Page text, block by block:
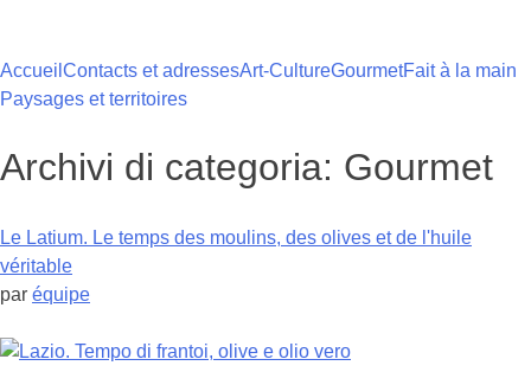
content
Accueil Contacts et adressesArt-CultureGourmetFait à la main
Paysages et territoires
Archivi di categoria: Gourmet
Le Latium. Le temps des moulins, des olives et de l'huile
véritable
par équipe